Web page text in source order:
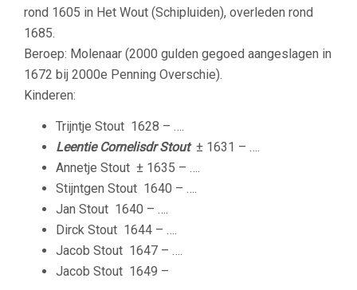
rond 1605 in Het Wout (Schipluiden), overleden rond
1685.
Beroep: Molenaar (2000 gulden gegoed aangeslagen in
1672 bij 2000e Penning Overschie).
Kinderen:
Trijntje Stout 1628 – ….
Leentie Cornelisdr Stout ± 1631 – ….
Annetje Stout ± 1635 – ….
Stijntgen Stout 1640 – ….
Jan Stout 1640 – ….
Dirck Stout 1644 – ….
Jacob Stout 1647 – ….
Jacob Stout 1649 –